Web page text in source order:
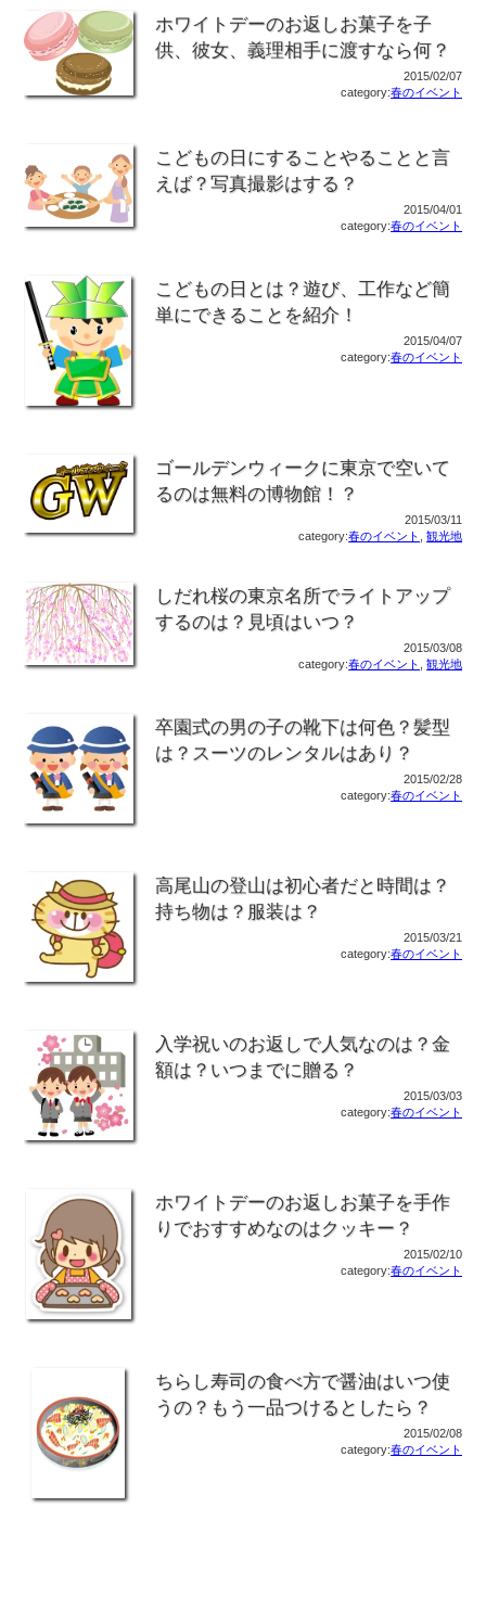
ホワイトデーのお返しお菓子を子
供、彼女、義理相手に渡すなら何？
2015/02/07
category:春のイベント
こどもの日にすることやることと言
えば？写真撮影はする？
2015/04/01
category:春のイベント
こどもの日とは？遊び、工作など簡
単にできることを紹介！
2015/04/07
category:春のイベント
ゴールデンウィークに東京で空いて
るのは無料の博物館！？
2015/03/11
category:春のイベント ,観光地
しだれ桜の東京名所でライトアップ
するのは？見頃はいつ？
2015/03/08
category:春のイベント ,観光地
卒園式の男の子の靴下は何色？髪型
は？スーツのレンタルはあり？
2015/02/28
category:春のイベント
高尾山の登山は初心者だと時間は？
持ち物は？服装は？
2015/03/21
category:春のイベント
入学祝いのお返しで人気なのは？金
額は？いつまでに贈る？
2015/03/03
category:春のイベント
ホワイトデーのお返しお菓子を手作
りでおすすめなのはクッキー？
2015/02/10
category:春のイベント
ちらし寿司の食べ方で醤油はいつ使
うの？もう一品つけるとしたら？
2015/02/08
category:春のイベント